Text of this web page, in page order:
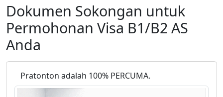
Dokumen Sokongan untuk
Permohonan Visa B1/B2 AS
Anda
Pratonton adalah 100% PERCUMA.